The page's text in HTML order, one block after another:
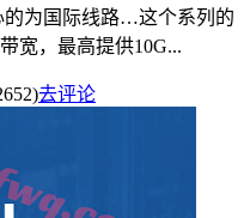
的为国际线路…这个系列的
宽，最高提供10G...
去评论